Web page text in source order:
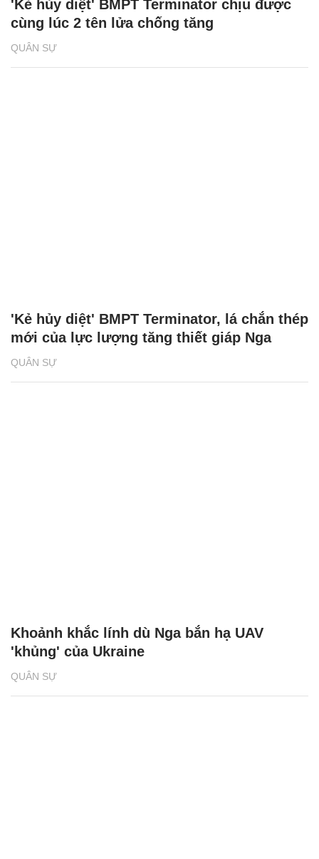
QUÂN SỰ
'Kẻ hủy diệt' BMPT Terminator chịu được
cùng lúc 2 tên lửa chống tăng
QUÂN SỰ
'Kẻ hủy diệt' BMPT Terminator, lá chắn thép
mới của lực lượng tăng thiết giáp Nga
QUÂN SỰ
Khoảnh khắc lính dù Nga bắn hạ UAV
'khủng' của Ukraine